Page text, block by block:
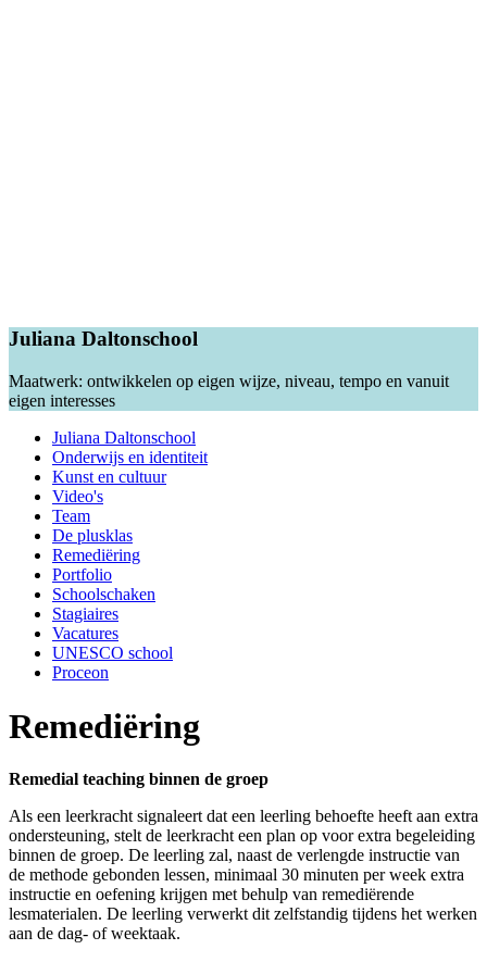
Juliana Daltonschool
Maatwerk: ontwikkelen op eigen wijze, niveau, tempo en vanuit
eigen interesses
Juliana Daltonschool
Onderwijs en identiteit
Kunst en cultuur
Video's
Team
De plusklas
Remediëring
Portfolio
Schoolschaken
Stagiaires
Vacatures
UNESCO school
Proceon
Remediëring
Remedial teaching binnen de groep
Als een leerkracht signaleert dat een leerling behoefte heeft aan extra
ondersteuning, stelt de leerkracht een plan op voor extra begeleiding
binnen de groep. De leerling zal, naast de verlengde instructie van
de methode gebonden lessen, minimaal 30 minuten per week extra
instructie en oefening krijgen met behulp van remediërende
lesmaterialen. De leerling verwerkt dit zelfstandig tijdens het werken
aan de dag- of weektaak.